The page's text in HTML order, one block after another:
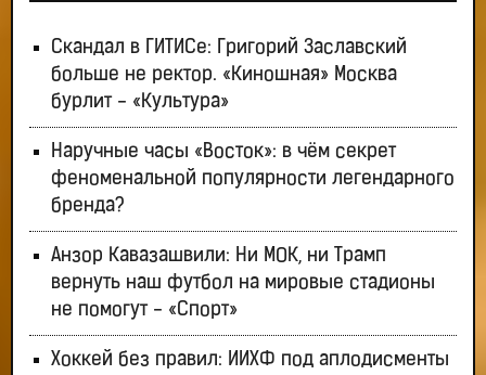
Скандал в ГИТИСе: Григорий Заславский
больше не ректор. «Киношная» Москва
бурлит - «Культура»
Наручные часы «Восток»: в чём секрет
феноменальной популярности легендарного
бренда?
Анзор Кавазашвили: Ни МОК, ни Трамп
вернуть наш футбол на мировые стадионы
не помогут - «Спорт»
Хоккей без правил: ИИХФ под аплодисменты